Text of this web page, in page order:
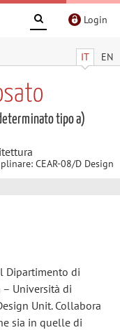
Login
IT EN
tipo a)
CEAR-08/D Design
Dipartimento di
– Università di
Unit. Collabora
sia in quelle di